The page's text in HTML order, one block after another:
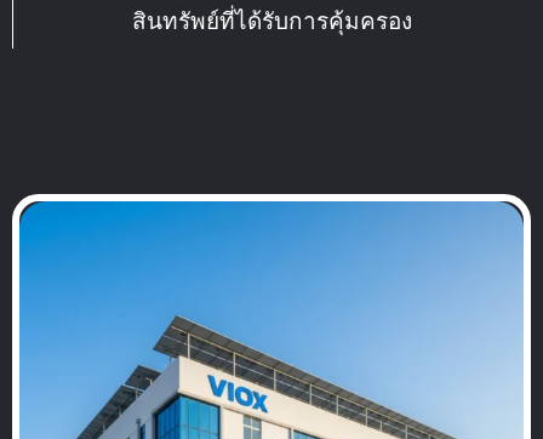
สินทรัพย์ที่ได้รับการคุ้มครอง